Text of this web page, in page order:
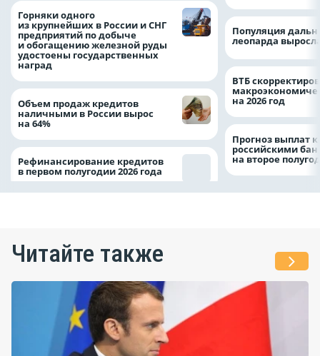
Горняки одного
из крупнейших в России и СНГ
предприятий по добыче
и обогащению железной руды
удостоены государственных
наград
Объем продаж кредитов
наличными в России вырос
на 64%
Рефинансирование кредитов
в первом полугодии 2026 года
Популяция
леопарда
ВТБ
на 2026 год
Прогноз выплат
российскими
на второе
Читайте также